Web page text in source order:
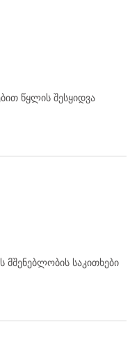
წყლის შესყიდვა
მშენებლობის საკითხები